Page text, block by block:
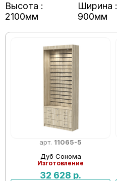
Высота :
2100мм
Ширина :
900мм
арт. 11065-5
Дуб Сонома
Изготовление
32 628 р.